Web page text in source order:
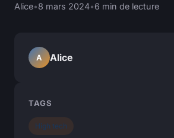
Alice•8 mars 2024•6 min de lecture
A Alice
TAGS
High tech